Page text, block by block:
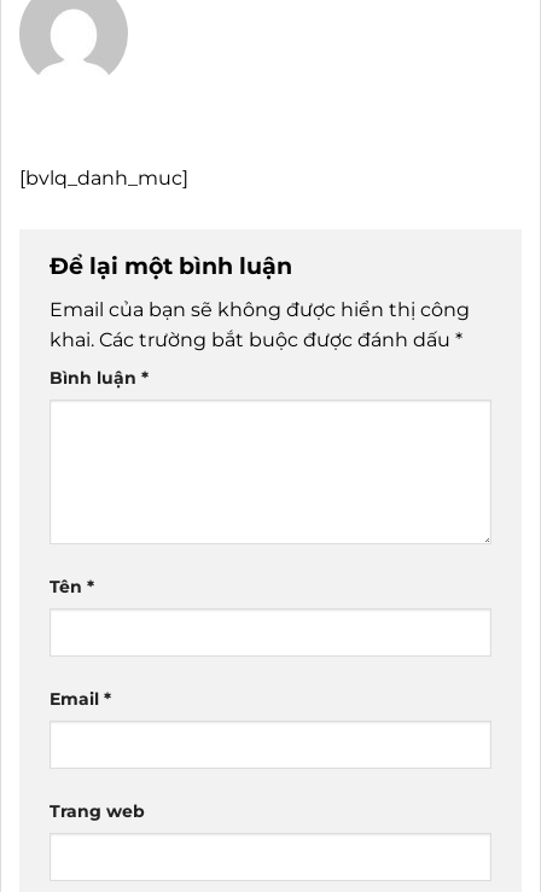
[bvlq_danh_muc]
Để lại một bình luận
Email của bạn sẽ không được hiển thị công
khai. Các trường bắt buộc được đánh dấu *
Bình luận *
Tên *
Email *
Trang web